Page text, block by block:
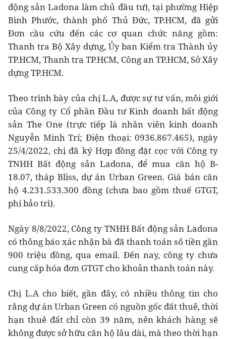
động sản Ladona làm chủ đầu tư), tại phường Hiệp
Bình Phước, thành phố Thủ Đức, TP.HCM, đã gửi
Đơn cầu cứu đến các cơ quan chức năng gồm:
Thanh tra Bộ Xây dựng, Ủy ban Kiểm tra Thành ủy
TP.HCM, Thanh tra TP.HCM, Công an TP.HCM, Sở Xây
dựng TP.HCM.
Theo trình bày của chị L.A, được sự tư vấn, môi giới
của Công ty Cổ phần Đầu tư Kinh doanh bất động
sản The One (trực tiếp là nhân viên kinh doanh
Nguyễn Minh Trí; Điện thoại: 0936.867.465), ngày
25/4/2022, chị đã ký Hợp đồng đặt cọc với Công ty
TNHH Bất động sản Ladona, để mua căn hộ B-
18.07, tháp Bliss, dự án Urban Green. Giá bán căn
hộ 4.231.533.300 đồng (chưa bao gồm thuế GTGT,
phí bảo trì).
Ngày 8/8/2022, Công ty TNHH Bất động sản Ladona
có thông báo xác nhận bà đã thanh toán số tiền gần
900 triệu đồng, qua email. Đến nay, công ty chưa
cung cấp hóa đơn GTGT cho khoản thanh toán này.
Chị L.A cho biết, gần đây, có nhiều thông tin cho
rằng dự án Urban Green có nguồn gốc đất thuê, thời
hạn thuê đất chỉ còn 39 năm, nên khách hàng sẽ
không được sở hữu căn hộ lâu dài, mà theo thời hạn